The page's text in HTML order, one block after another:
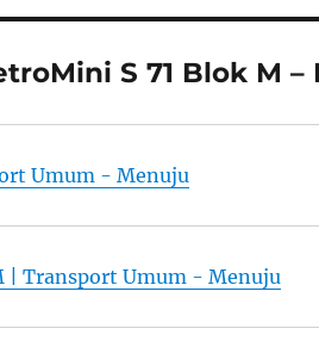
S 71 Blok M –
Umum - Menuju
| Transport Umum - Menuju